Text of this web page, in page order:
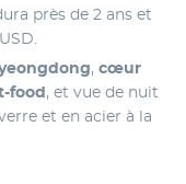
près de 2 ans et
, cœur
food , et vue de nuit
et en acier à la